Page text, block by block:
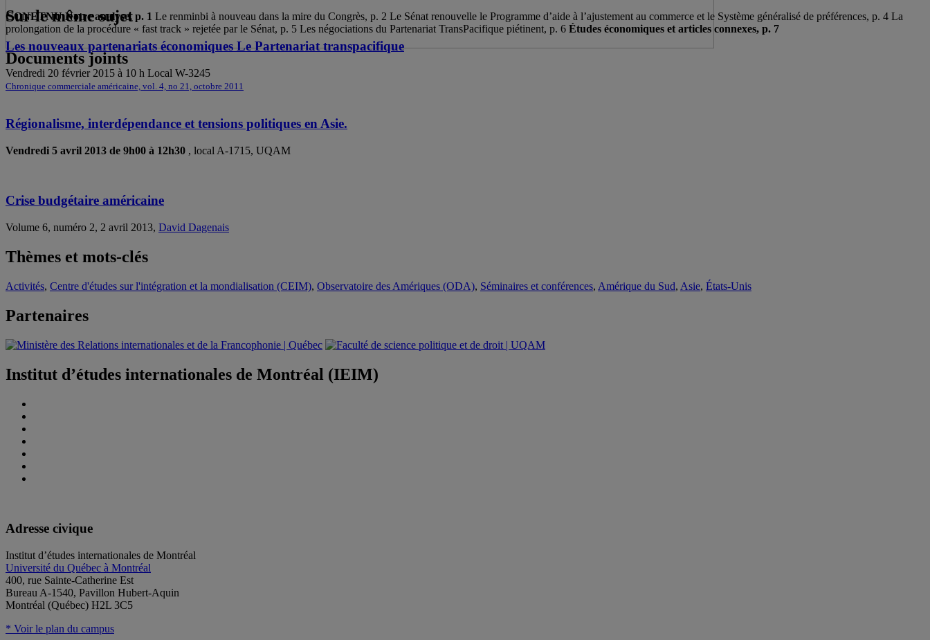
CONETNU Notre analyse, p. 1 Le renminbi à nouveau dans la mire du Congrès, p. 2 Le Sénat renouvelle le Programme d’aide à l’ajustement au commerce et le Système généralisé de préférences, p. 4 La
prolongation de la procédure « fast track » rejetée par le Sénat, p. 5 Les négociations du Partenariat TransPacifique piétinent, p. 6 Études économiques et articles connexes, p. 7
Documents joints
Chronique commerciale américaine, vol. 4, no 21, octobre 2011
Sur le même sujet
Les nouveaux partenariats économiques Le Partenariat transpacifique
Vendredi 20 février 2015 à 10 h Local W-3245
Régionalisme, interdépendance et tensions politiques en Asie.
Vendredi 5 avril 2013 de 9h00 à 12h30 , local A-1715, UQAM
Crise budgétaire américaine
Volume 6, numéro 2, 2 avril 2013, David Dagenais
Thèmes et mots-clés
Activités, Centre d'études sur l'intégration et la mondialisation (CEIM), Observatoire des Amériques (ODA), Séminaires et conférences, Amérique du Sud, Asie, États-Unis
Partenaires
Institut d’études internationales de Montréal (IEIM)
Adresse civique
Institut d’études internationales de Montréal
Université du Québec à Montréal
400, rue Sainte-Catherine Est
Bureau A-1540, Pavillon Hubert-Aquin
Montréal (Québec) H2L 3C5
* Voir le plan du campus